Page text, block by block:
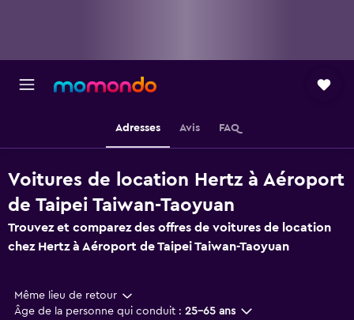
Adresses Avis FAQ
Voitures de location Hertz à Aéroport
de Taipei Taiwan-Taoyuan
Trouvez et comparez des offres de voitures de location
chez Hertz à Aéroport de Taipei Taiwan-Taoyuan
Même lieu de retour
Âge de la personne qui conduit : 25-65 ans